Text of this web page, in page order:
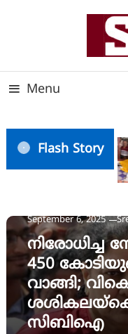
Menu
Flash Story
September 6, 2025
നിരോധിച്ച
450
വാങ്ങി;
സിബിഐ